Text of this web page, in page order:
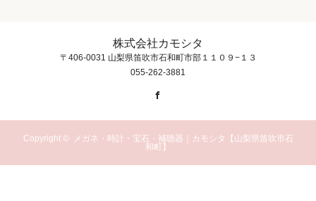
株式会社カモシタ
〒406-0031 山梨県笛吹市石和町市部１１０９−１３
055-262-3881
Copyright © メガネ・時計・宝石・補聴器｜カモシタ【山梨県笛吹市石
和町】